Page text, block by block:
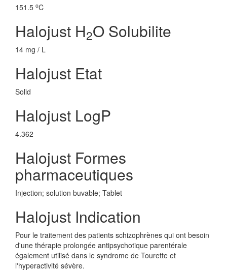
151.5 oC
Halojust H2O Solubilite
14 mg / L
Halojust Etat
Solid
Halojust LogP
4.362
Halojust Formes
pharmaceutiques
Injection; solution buvable; Tablet
Halojust Indication
Pour le traitement des patients schizophrènes qui ont besoin
d'une thérapie prolongée antipsychotique parentérale
également utilisé dans le syndrome de Tourette et
l'hyperactivité sévère.